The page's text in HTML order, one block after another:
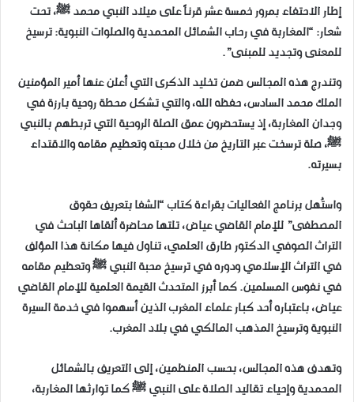
إطار الاحتفاء بمرور خمسة عشر قرناً على ميلاد النبي محمد ﷺ، تحت
شعار: “المغاربة في رحاب الشمائل المحمدية والصلوات النبوية: ترسيخ
للمعنى وتجديد للمبنى”.
وتندرج هذه المجالس ضمن تخليد الذكرى التي أعلن عنها أمير المؤمنين
الملك محمد السادس، حفظه الله، والتي تشكل محطة روحية بارزة في
وجدان المغاربة، إذ يستحضرون عمق الصلة الروحية التي تربطهم بالنبي
ﷺ، صلة ترسخت عبر التاريخ من خلال محبته وتعظيم مقامه والاقتداء
بسيرته.
واستُهل برنامج الفعاليات بقراءة كتاب “الشفا بتعريف حقوق
المصطفى” للإمام القاضي عياض، تلتها محاضرة ألقاها الباحث في
التراث الصوفي الدكتور طارق العلمي، تناول فيها مكانة هذا المؤلف
في التراث الإسلامي ودوره في ترسيخ محبة النبي ﷺ وتعظيم مقامه
في نفوس المسلمين. كما أبرز المتحدث القيمة العلمية للإمام القاضي
عياض، باعتباره أحد كبار علماء المغرب الذين أسهموا في خدمة السيرة
النبوية وترسيخ المذهب المالكي في بلاد المغرب.
وتهدف هذه المجالس، بحسب المنظمين، إلى التعريف بالشمائل
المحمدية وإحياء تقاليد الصلاة على النبي ﷺ كما توارثها المغاربة،